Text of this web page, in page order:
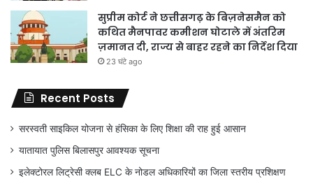
सुप्रीम कोर्ट ने छत्तीसगढ़ के बिज़नेसमैन को
कथित मैनपावर कमीशन घोटाले में अंतरिम
ज़मानत दी, राज्य से बाहर रहने का निर्देश दिया
23 घंटे ago
Recent Posts
सरस्वती साइकिल योजना से हंसिका के लिए शिक्षा की राह हुई आसान
यातायात पुलिस बिलासपुर आवश्यक सूचना
इलेक्टोरल लिट्रेसी क्लब ELC के नोडल अधिकारियों का जिला स्तरीय प्रशिक्षण